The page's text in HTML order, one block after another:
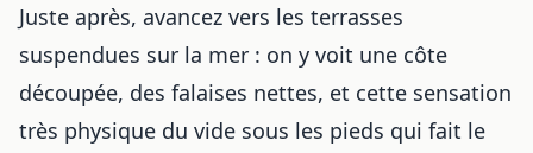
Juste après, avancez vers les terrasses
suspendues sur la mer : on y voit une côte
découpée, des falaises nettes, et cette sensation
très physique du vide sous les pieds qui fait le